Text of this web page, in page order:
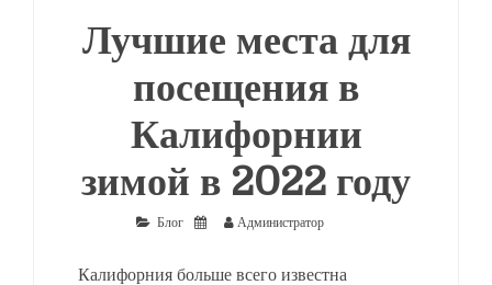
Лучшие места для
посещения в
Калифорнии
зимой в 2022 году
Блог Администратор
Калифорния больше всего известна